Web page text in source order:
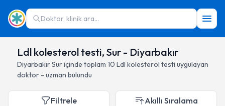
Doktor, klinik ara...
Ldl kolesterol testi, Sur - Diyarbakır
DiyarbakırSuriçinde toplam 10 Ldl kolesterol testi uygulayan
doktor - uzman bulundu
Filtrele Akıllı Sıralama